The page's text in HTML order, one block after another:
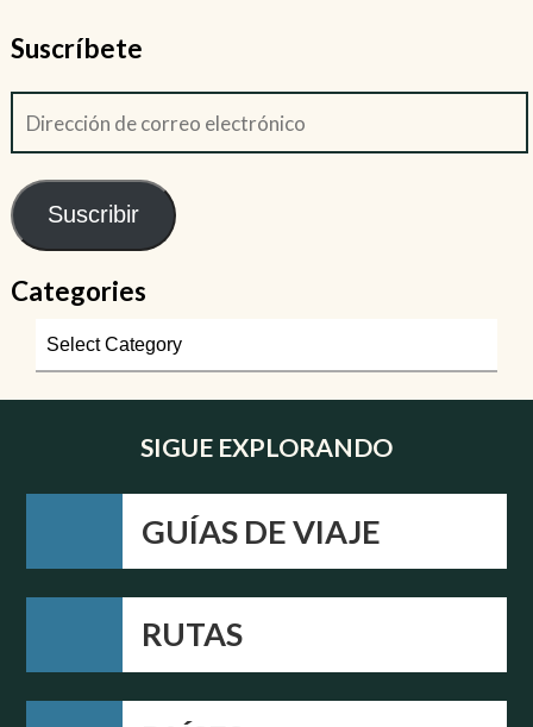
Suscríbete
Suscribir
Categories
SIGUE EXPLORANDO
GUÍAS DE VIAJE
RUTAS